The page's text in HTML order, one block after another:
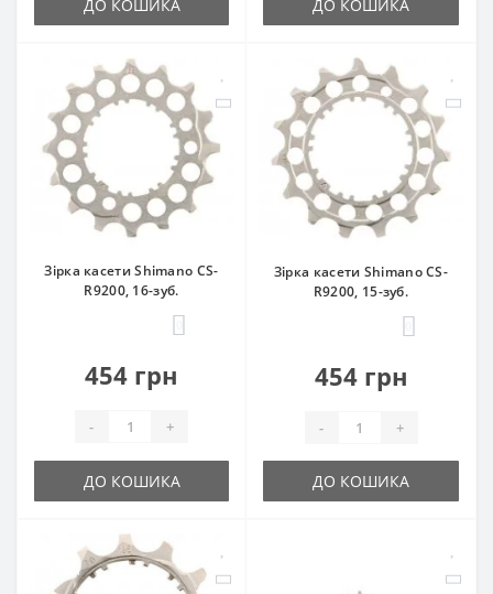
ДО КОШИКА ДО КОШИКА
Зірка касети Shimano CS-
R9200, 16-зуб.
454 грн
- +
ДО КОШИКА
Зірка касети Shimano CS-
R9200, 15-зуб.
454 грн
- +
ДО КОШИКА